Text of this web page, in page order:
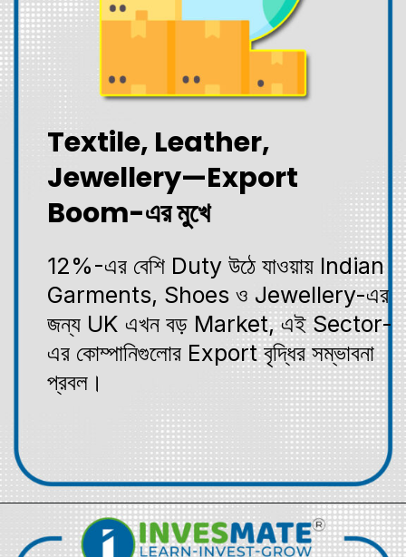
Textile, Leather,
Jewellery—Export
Boom-এর মুখে
12%-এর বেশি Duty উঠে যাওয়ায় Indian
Garments, Shoes ও Jewellery-এর
জন্য UK এখন বড় Market, এই Sector-
এর কোম্পানিগুলোর Export বৃদ্ধির সম্ভাবনা
প্রবল।